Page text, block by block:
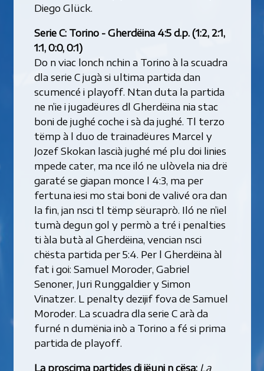
Diego Glück.
Serie C: Torino - Gherdëina 4:5 d.p. (1:2, 2:1,
1:1, 0:0, 0:1)
Do n viac lonch nchin a Torino à la scuadra
dla serie C jugà si ultima partida dan
scumencé i playoff. Ntan duta la partida
ne n’ie i jugadëures dl Gherdëina nia stac
boni de jughé coche i sà da jughé. Tl terzo
tëmp à l duo de trainadëures Marcel y
Jozef Skokan lascià jughé mé plu doi linies
mpede cater, ma nce iló ne ulòvela nia drë
garaté se giapan monce l 4:3, ma per
fertuna iesi mo stai boni de valivé ora dan
la fin, jan nsci tl tëmp sëuraprò. Iló ne n’iel
tumà degun gol y permò a tré i penalties
ti àla butà al Gherdëina, vencian nsci
chësta partida per 5:4. Per l Gherdëina àl
fat i goi: Samuel Moroder, Gabriel
Senoner, Juri Runggaldier y Simon
Vinatzer. L penalty dezijif fova de Samuel
Moroder. La scuadra dla serie C arà da
furné n dumënia inò a Torino a fé si prima
partida de playoff.
La proscima partides di jëuni n cësa: La